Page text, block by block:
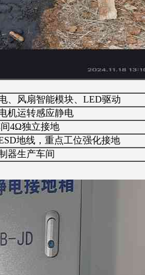
、风扇智能模块、LED驱动
机运转感应静电
4Ω独立接地
地线，重点工位强化接地
器生产车间